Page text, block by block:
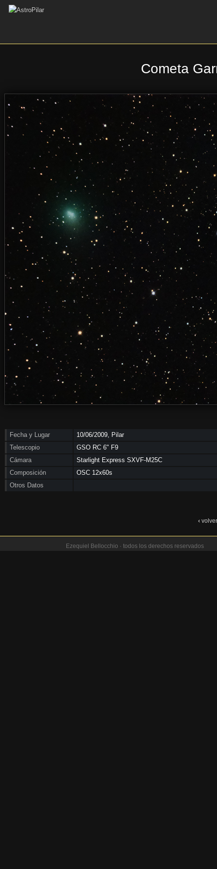
Cometa
Fecha y Lugar
10/06/2009, Pilar
Telescopio
GSO RC 6" F9
Cámara
Starlight Express SXVF-M25C
Composición
OSC 12x60s
Otros Datos
‹ volver
Ezequiel Bellocchio · todos los derechos reservados